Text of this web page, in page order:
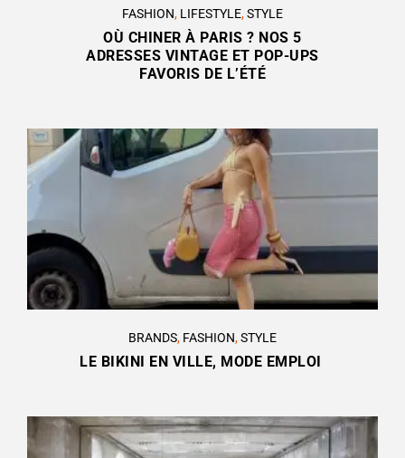
FASHION, LIFESTYLE,STYLE
OÙ CHINER À PARIS ? NOS 5
ADRESSES VINTAGE ET POP-UPS
FAVORIS DE L’ÉTÉ
BRANDS, FASHION,STYLE
LE BIKINI EN VILLE, MODE EMPLOI